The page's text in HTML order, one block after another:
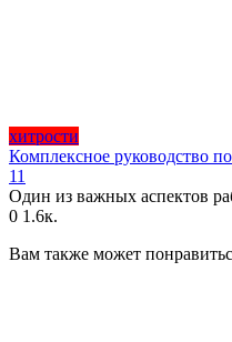
хитрости
Комплексное руководство
11
Один из важных аспектов
0 1.6к.
Вам также может